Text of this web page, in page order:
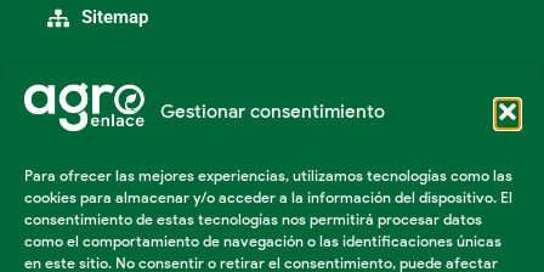
Gestionar consentimiento
Para ofrecer las mejores experiencias, utilizamos tecnologías como las
cookies para almacenar y/o acceder a la información del dispositivo. El
consentimiento de estas tecnologías nos permitirá procesar datos
como el comportamiento de navegación o las identificaciones únicas
en este sitio. No consentir o retirar el consentimiento, puede afectar
Sitemap
Categorías
Insumos Agrícolas
Maquinaria Agroindustrial
Maquinaria Industrial
Acondicionador de suelos